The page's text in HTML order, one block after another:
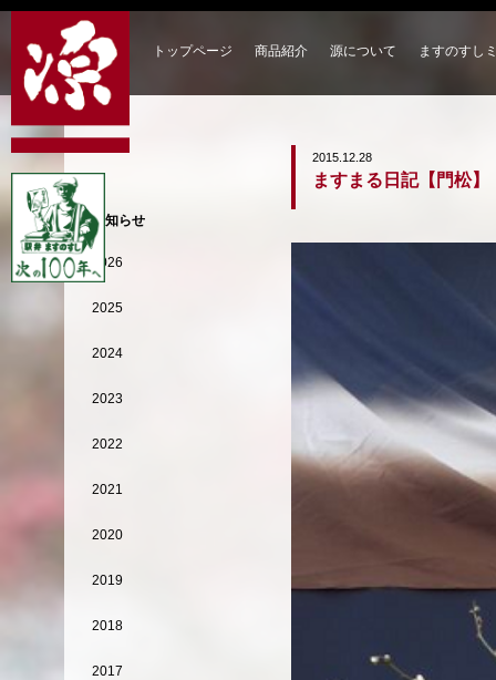
トップページ 商品紹介 源について ますのすし
2015.12.28
ますまる日記【門松】
お知らせ
2026
2025
2024
2023
2022
2021
2020
2019
2018
2017